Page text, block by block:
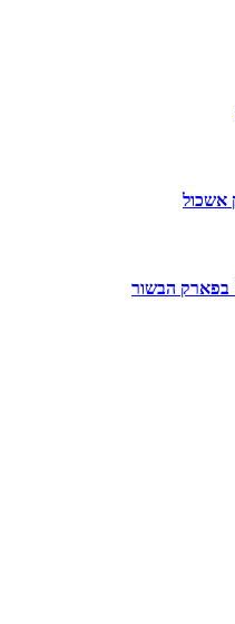
אשכול
בפארק הבשור